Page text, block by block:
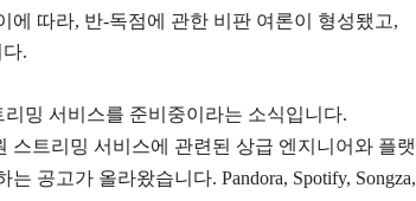
에 따라, 반-독점에 관한 비판 여론이 형성됐고,
.
밍 서비스를 준비중이라는 소식입니다.
스트리밍 서비스에 관련된 상급 엔지니어와 플랫
는 공고가 올라왔습니다. Pandora, Spotify, Songza,